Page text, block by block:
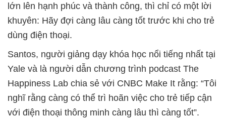
lớn lên hạnh phúc và thành công, thì chỉ có một lời
khuyên: Hãy đợi càng lâu càng tốt trước khi cho trẻ
dùng điện thoại.
Santos, người giảng dạy khóa học nổi tiếng nhất tại
Yale và là người dẫn chương trình podcast The
Happiness Lab chia sẻ với CNBC Make It rằng: “Tôi
nghĩ rằng càng có thể trì hoãn việc cho trẻ tiếp cận
với điện thoại thông minh càng lâu thì càng tốt”.